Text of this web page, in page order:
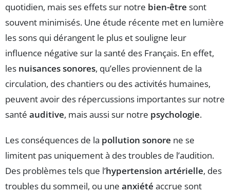
quotidien, mais ses effets sur notre bien-être sont
souvent minimisés. Une étude récente met en lumière
les sons qui dérangent le plus et souligne leur
influence négative sur la santé des Français. En effet,
les nuisances sonores, qu’elles proviennent de la
circulation, des chantiers ou des activités humaines,
peuvent avoir des répercussions importantes sur notre
santé auditive, mais aussi sur notre psychologie.
Les conséquences de la pollution sonore ne se
limitent pas uniquement à des troubles de l’audition.
Des problèmes tels que l’hypertension artérielle, des
troubles du sommeil, ou une anxiété accrue sont